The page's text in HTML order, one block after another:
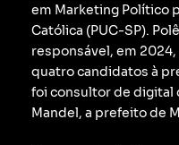
em Marketing Político
Católica (PUC-SP).
responsável, em
quatro candidatos à
foi consultor de digital
Mandel, a prefeito de